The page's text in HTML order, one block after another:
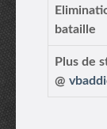
bataille
Plus de
@